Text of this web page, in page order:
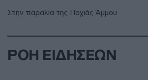
Στην παραλία της Παχιάς Άμμου
ΡΟΗ ΕΙΔΗΣΕΩΝ